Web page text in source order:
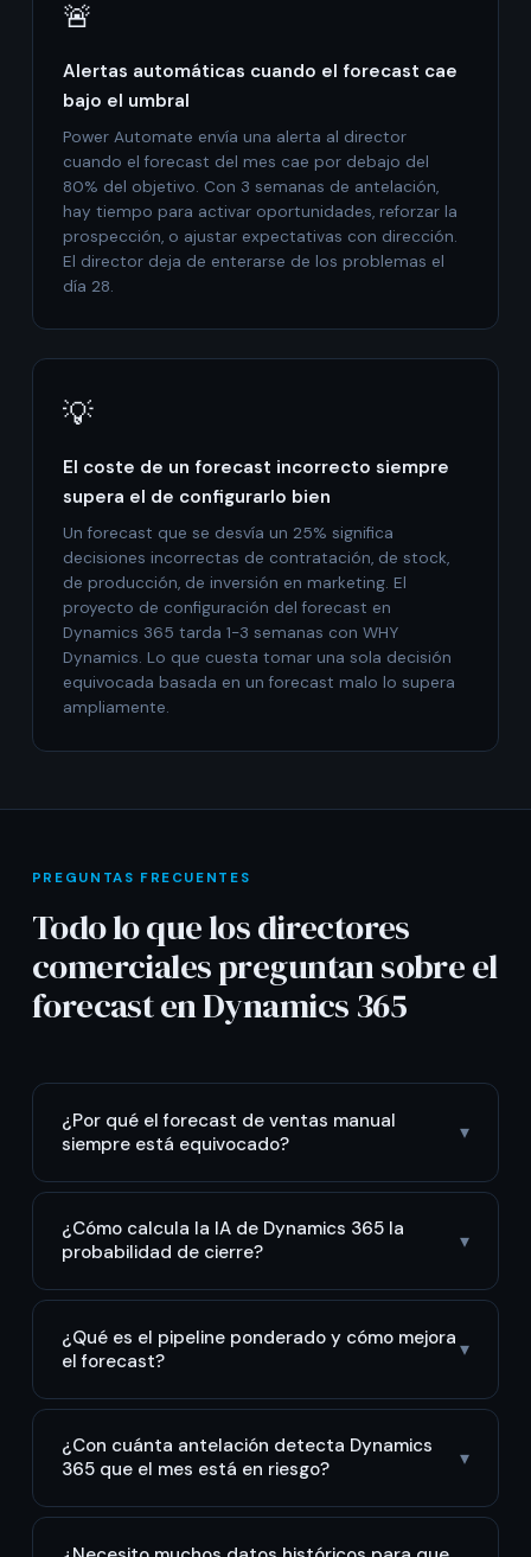
🚨
Alertas automáticas cuando el forecast cae
bajo el umbral
Power Automate envía una alerta al director
cuando el forecast del mes cae por debajo del
80% del objetivo. Con 3 semanas de antelación,
hay tiempo para activar oportunidades, reforzar la
prospección, o ajustar expectativas con dirección.
El director deja de enterarse de los problemas el
día 28.
💡
El coste de un forecast incorrecto siempre
supera el de configurarlo bien
Un forecast que se desvía un 25% significa
decisiones incorrectas de contratación, de stock,
de producción, de inversión en marketing. El
proyecto de configuración del forecast en
Dynamics 365 tarda 1-3 semanas con WHY
Dynamics. Lo que cuesta tomar una sola decisión
equivocada basada en un forecast malo lo supera
ampliamente.
PREGUNTAS FRECUENTES
Todo lo que los directores
comerciales preguntan sobre el
forecast en Dynamics 365
¿Por qué el forecast de ventas manual
siempre está equivocado?
▾
¿Cómo calcula la IA de Dynamics 365 la
probabilidad de cierre?
▾
¿Qué es el pipeline ponderado y cómo mejora
el forecast?
▾
¿Con cuánta antelación detecta Dynamics
365 que el mes está en riesgo?
▾